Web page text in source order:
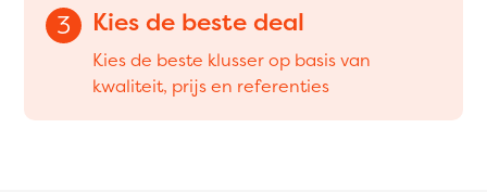
3 Kies de beste deal
Kies de beste klusser op basis van
kwaliteit, prijs en referenties